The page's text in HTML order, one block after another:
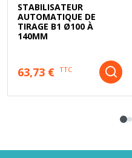
STABILISATEUR
AUTOMATIQUE DE
TIRAGE B1 Ø100 À
140MM
63,73 € TTC